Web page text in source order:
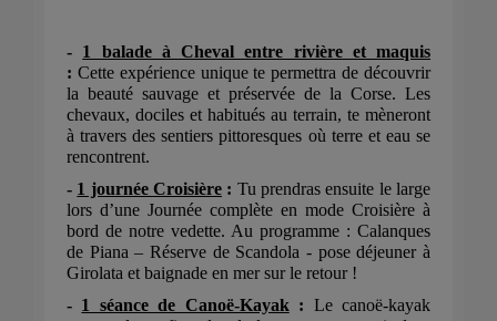
- 1 balade à Cheval entre rivière et maquis
: Cette expérience unique te permettra de découvrir
la beauté sauvage et préservée de la Corse. Les
chevaux, dociles et habitués au terrain, te mèneront
à travers des sentiers pittoresques où terre et eau se
rencontrent.
- 1 journée Croisière : Tu prendras ensuite le large
lors d’une Journée complète en mode Croisière à
bord de notre vedette. Au programme : Calanques
de Piana – Réserve de Scandola - pose déjeuner à
Girolata et baignade en mer sur le retour !
- 1 séance de Canoë-Kayak : Le canoë-kayak